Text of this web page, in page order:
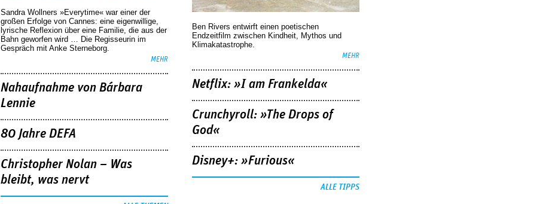
Sandra Wollners »Everytime« war einer der
großen Erfolge von Cannes: eine eigenwillige,
lyrische Reflexion über eine ­Familie, die aus der
Bahn geworfen wird … Die Regisseurin im
Gespräch mit Anke Sterneborg.
MEHR
Nahaufnahme von Bárbara
Lennie
80 Jahre DEFA
Christopher Nolan – Was
bleibt, was nervt
Ben Rivers entwirft einen poetischen
Endzeitfilm zwischen Kindheit, Mythos und
Klimakatastrophe.
MEHR
Netflix: »I am Frankelda«
Crunchyroll: »The Drops of
God«
Disney+: »Furious«
ALLE TIPPS